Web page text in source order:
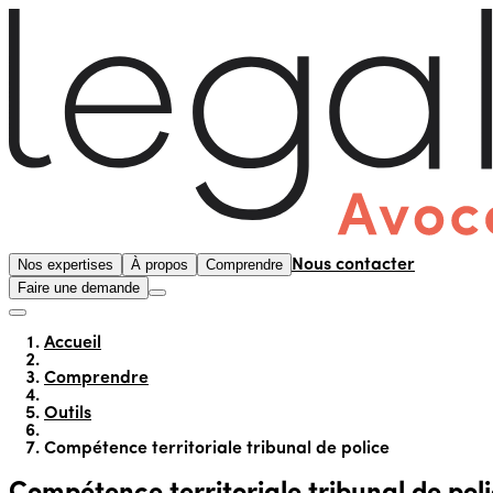
Nos expertises À propos Comprendre Nous contacter
Faire une demande
Accueil
Comprendre
Outils
Compétence territoriale tribunal de police